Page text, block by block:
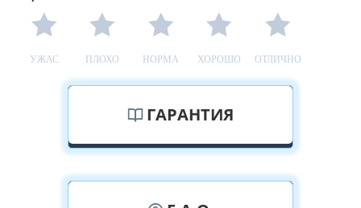
УЖАС ПЛОХО НОРМА ХОРОШО ОТЛИЧНО
ГАРАНТИЯ